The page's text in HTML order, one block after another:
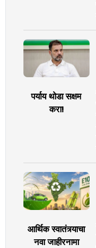
पर्याय थोडा सक्षम
करा!
आर्थिक स्वातंत्र्याचा
नवा जाहीरनामा